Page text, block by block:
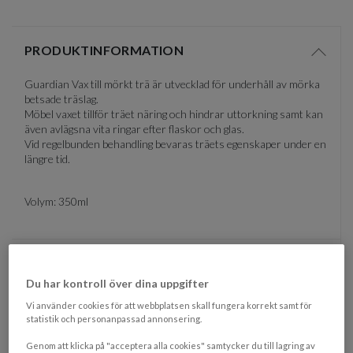
PRODUKTINFORMATION
Visa/
Guardian Vax till mörkt trä är utvecklad för underhåll av mörka
betsade träslag.
Möbel vaxet tillför träet näring och hindrar uttorkning samt kan
även avlägsna vita ringar efter flaskor och glas.
Vid regelbunden behandling bevaras träets egenskaper under en
längre tid.
Volym: 350ml
EGENSKAPER
Mått 350ml
Du har kontroll över dina uppgifter
Vi använder cookies för att webbplatsen skall fungera korrekt samt för
statistik och personanpassad annonsering.
Genom att klicka på "acceptera alla cookies" samtycker du till lagring av